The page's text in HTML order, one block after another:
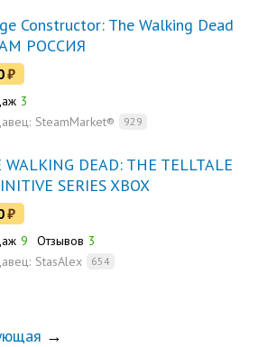
Constructor: The Walking Dead
РОССИЯ
₽
3
SteamMarket® 929
WALKING DEAD: THE TELLTALE
SERIES XBOX
₽
9 Отзывов 3
StasAlex 654
→